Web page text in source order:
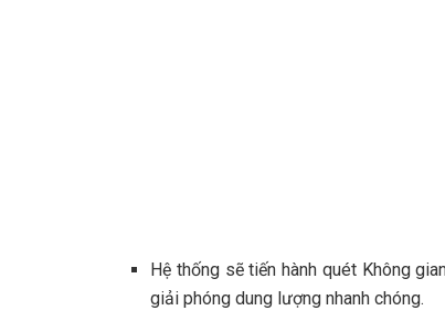
Hệ thống sẽ tiến hành quét Không
giải phóng dung lượng nhanh chóng.